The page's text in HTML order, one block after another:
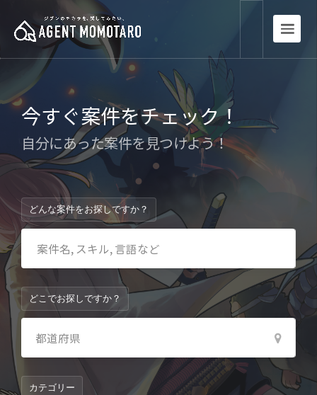
今すぐ案件をチェック！
自分にあった案件を見つけよう！
どんな案件をお探しですか？
どこでお探しですか？
カテゴリー